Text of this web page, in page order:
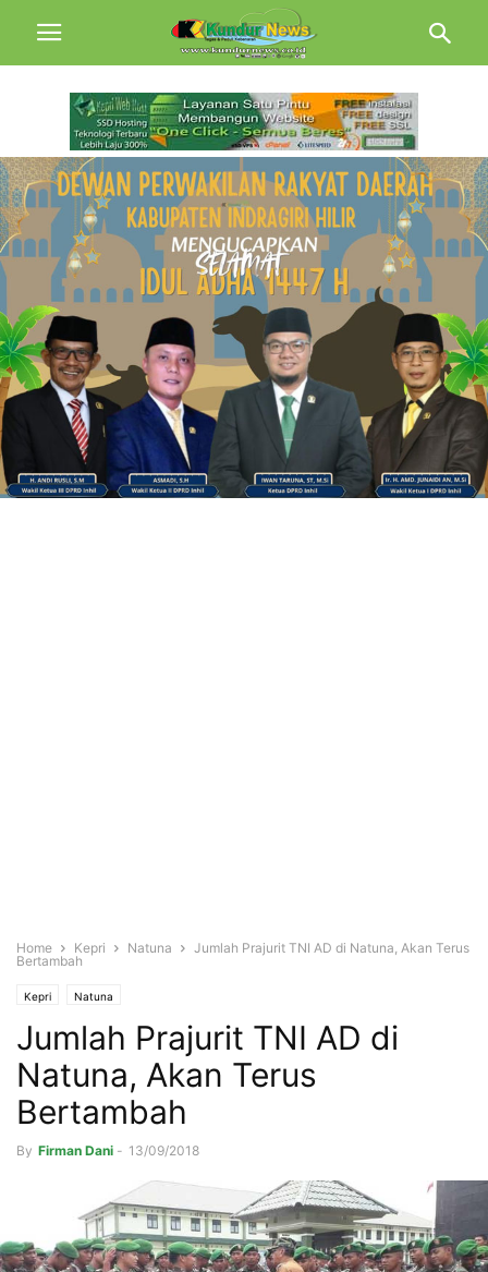
Home Kepri Natuna
Jumlah Prajurit TNI AD di Natuna, Akan Terus
Bertambah
Kepri Natuna
Jumlah Prajurit TNI AD di
Natuna, Akan Terus
Bertambah
By Firman Dani - 13/09/2018